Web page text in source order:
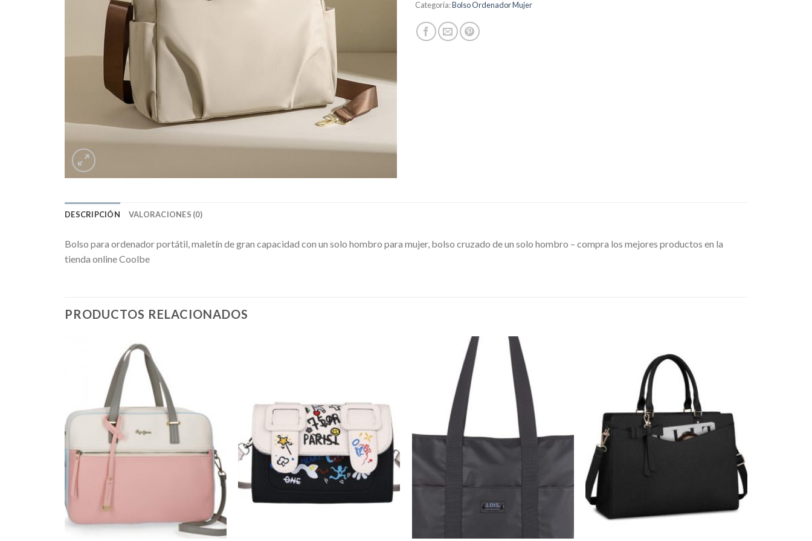
Categoría:Bolso Ordenador Mujer
DESCRIPCIÓN VALORACIONES (0)
Bolso para ordenador portátil, maletín de gran capacidad con un solo hombro para mujer, bolso cruzado de un solo hombro – compra los mejores productos en la
tienda online Coolbe
PRODUCTOS RELACIONADOS